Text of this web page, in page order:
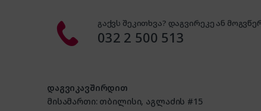
გაქვს შეკითხვა? დაგვირეკე ან
032 2 500 513
დაგვიკავშირდით
მისამართი: თბილისი, აგლაძის #15